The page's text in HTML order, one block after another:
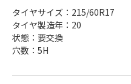
タイヤサイズ：215/60R17
タイヤ製造年：20
状態：要交換
穴数：5H